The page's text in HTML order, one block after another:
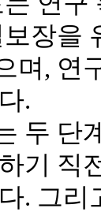
장을
며, 연
.
두 단
기 직
. 그리